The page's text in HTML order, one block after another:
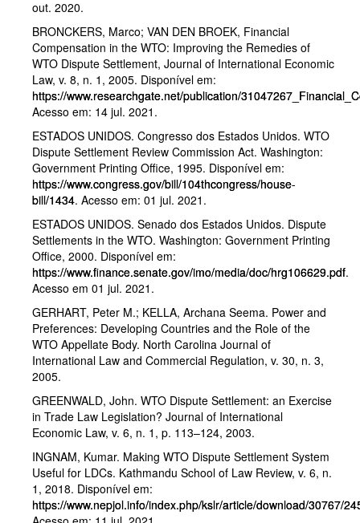
out. 2020.
BRONCKERS, Marco; VAN DEN BROEK, Financial
Compensation in the WTO: Improving the Remedies of
WTO Dispute Settlement, Journal of International Economic
Law, v. 8, n. 1, 2005. Disponível em:
https://www.researchgate.net/publication/
Acesso em: 14 jul. 2021.
ESTADOS UNIDOS. Congresso dos Estados Unidos. WTO
Dispute Settlement Review Commission Act. Washington:
Government Printing Office, 1995. Disponível em:
https://www.congress.gov/bill/104thcongress/house-
bill/1434. Acesso em: 01 jul. 2021.
ESTADOS UNIDOS. Senado dos Estados Unidos. Dispute
Settlements in the WTO. Washington: Government Printing
Office, 2000. Disponível em:
https://www.finance.senate.gov/imo/media/doc/hrg106629.pdf.
Acesso em 01 jul. 2021.
GERHART, Peter M.; KELLA, Archana Seema. Power and
Preferences: Developing Countries and the Role of the
WTO Appellate Body. North Carolina Journal of
International Law and Commercial Regulation, v. 30, n. 3,
2005.
GREENWALD, John. WTO Dispute Settlement: an Exercise
in Trade Law Legislation? Journal of International
Economic Law, v. 6, n. 1, p. 113–124, 2003.
INGNAM, Kumar. Making WTO Dispute Settlement System
Useful for LDCs. Kathmandu School of Law Review, v. 6, n.
1, 2018. Disponível em:
https://www.nepjol.info/index.php/kslr/article/download/30767/